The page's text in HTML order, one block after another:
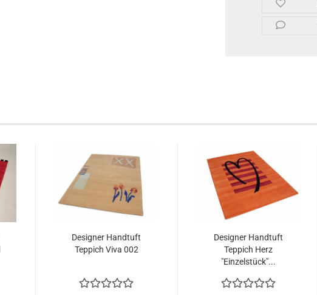
Designer Handtuft
Teppich Viva 002
Designer Handtuft
Teppich Herz
"Einzelstück"...